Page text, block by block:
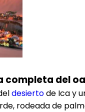
completa del
desiertode Ica y
rodeada de